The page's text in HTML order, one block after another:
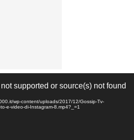
supported or source(s) not found
wp-content/uploads/2017/12/Gossip-Tv-
e-video-di-Instagram-8.mp4?_=1